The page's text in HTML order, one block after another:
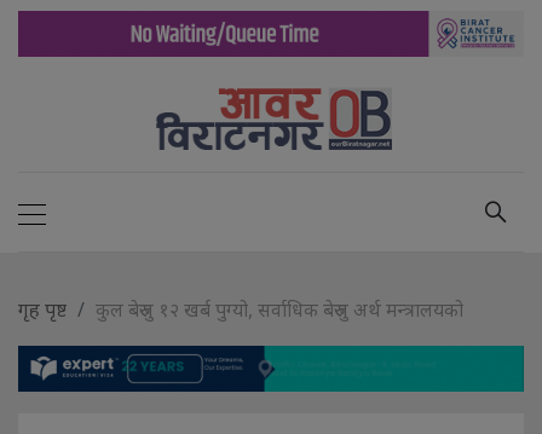
गृह पृष्ट कुल बेरुजु १२ खर्ब पुग्यो, सर्वाधिक बेरुजु अर्थ मन्त्रालयको